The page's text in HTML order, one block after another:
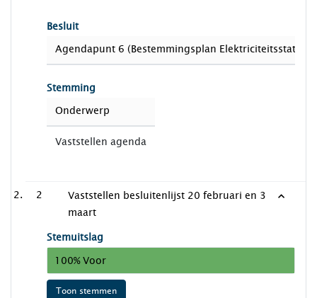
Besluit
Agendapunt 6 (Bestemmingsplan
Stemming
Onderwerp
Vaststellen agenda
2
Vaststellen besluitenlijst 20 februari en 3
maart
Stemuitslag
100% Voor
Toon stemmen